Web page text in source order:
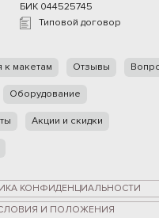
БИК 044525745
Типовой договор
к макетам Отзывы
Оборудование
Акции и скидки
КОНФИДЕНЦИАЛЬНОСТИ
И ПОЛОЖЕНИЯ